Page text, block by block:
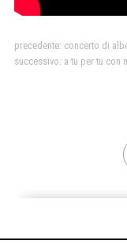
precedente: concerto di
successivo: a tu per tu con